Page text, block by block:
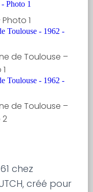
Photo 1
de Toulouse –
de Toulouse –
2
chez
créé pour